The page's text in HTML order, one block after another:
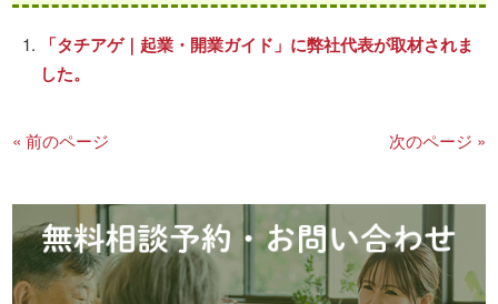
「タチアゲ｜起業・開業ガイド」に弊社代表が取材されま
した。
« 前のページ 次のページ »